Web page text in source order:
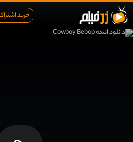
خرید